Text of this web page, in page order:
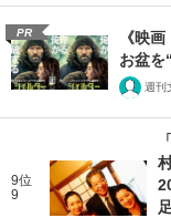
PR
《映
お盆を
週刊
9位
9